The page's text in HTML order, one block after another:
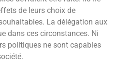
de leurs choix de
La délégation aux
dans ces circonstances. Ni
politiques ne sont capables